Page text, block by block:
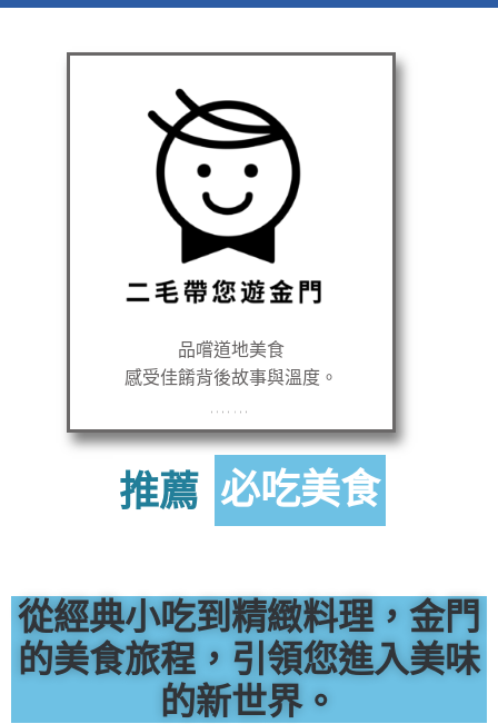
品嚐道地美食
感受佳餚背後故事與溫度。
推薦 必吃美食
從經典小吃到精緻料理，金門
的美食旅程，引領您進入美味
的新世界。